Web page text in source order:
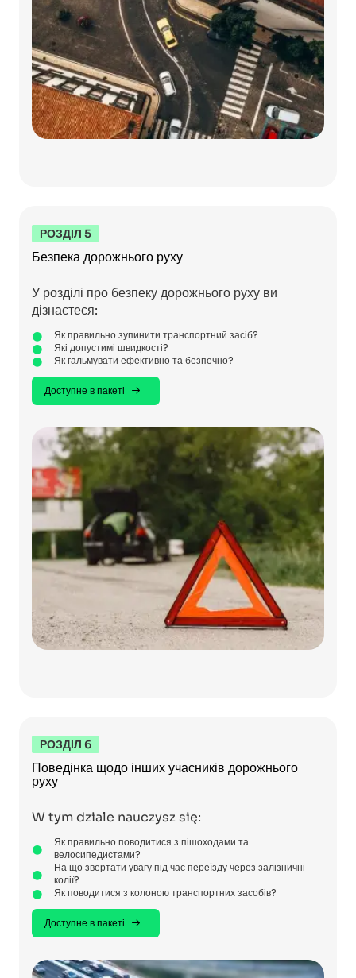
РОЗДІЛ 5
Безпека дорожнього руху
У розділі про безпеку дорожнього руху ви
дізнаєтеся:
Як правильно зупинити транспортний засіб?
Які допустимі швидкості?
Як гальмувати ефективно та безпечно?
Доступне в пакеті
РОЗДІЛ 6
Поведінка щодо інших учасників дорожнього
руху
W tym dziale nauczysz się:
Як правильно поводитися з пішоходами та
велосипедистами?
На що звертати увагу під час переїзду через залізничні
колії?
Як поводитися з колоною транспортних засобів?
Доступне в пакеті